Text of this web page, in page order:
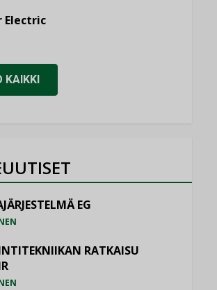
Electric
KAIKKI
EG
RATKAISU